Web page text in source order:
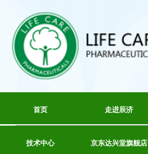
首页 走进辰济
技术中心 京东达兴堂旗舰店